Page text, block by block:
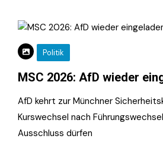
Politik
MSC 2026: AfD wieder
AfD kehrt zur Münchner
Kurswechsel nach
Ausschluss dürfen